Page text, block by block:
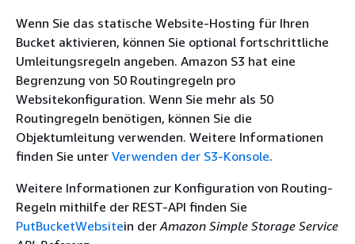
Wenn Sie das statische Website-Hosting für Ihren
Bucket aktivieren, können Sie optional fortschrittliche
Umleitungsregeln angeben. Amazon S3 hat eine
Begrenzung von 50 Routingregeln pro
Websitekonfiguration. Wenn Sie mehr als 50
Routingregeln benötigen, können Sie die
Objektumleitung verwenden. Weitere Informationen
finden Sie unter Verwenden der S3-Konsole.
Weitere Informationen zur Konfiguration von Routing-
Regeln mithilfe der REST-API finden Sie
PutBucketWebsitein derAmazon Simple Storage Service